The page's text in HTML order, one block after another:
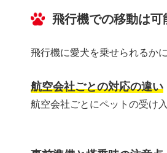
飛行機での移動は可
飛行機に愛犬を乗せられるか
航空会社ごとの対応の違い
航空会社ごとにペットの受け